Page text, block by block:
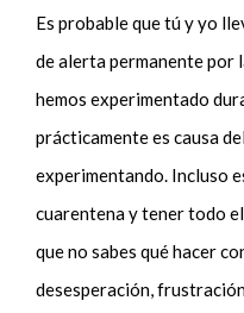
Es probable que tú y yo
de alerta permanente por
hemos experimentado
prácticamente es causa
experimentando. Incluso
cuarentena y tener todo
que no sabes qué hacer
desesperación,